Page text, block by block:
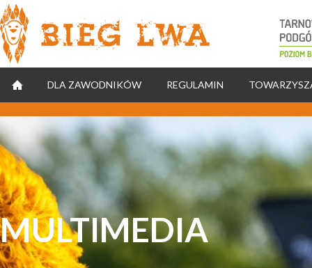
Natomiast w sekcji Body (też najlepiej jak najwyżej)
STRONA GŁÓWNA
DLA ZAWODNIKÓW REGULAMIN
MULTIMEDIA